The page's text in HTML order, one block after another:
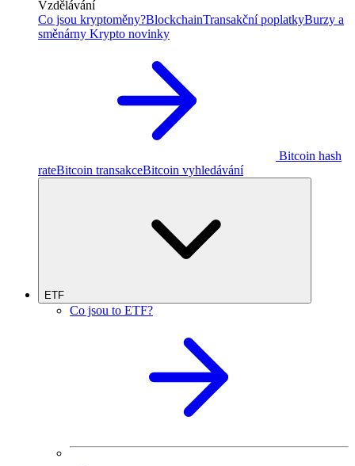
Vzdělávání
Co jsou kryptoměny?BlockchainTransakční poplatkyBurzy a
směnárny Krypto novinky
Bitcoin hash
rateBitcoin transakceBitcoin vyhledávání
ETF
Co jsou to ETF?